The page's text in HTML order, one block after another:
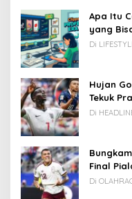
Apa Itu
yang
Rupiah
Di
Hujan
Tekuk
Di
Final
Di